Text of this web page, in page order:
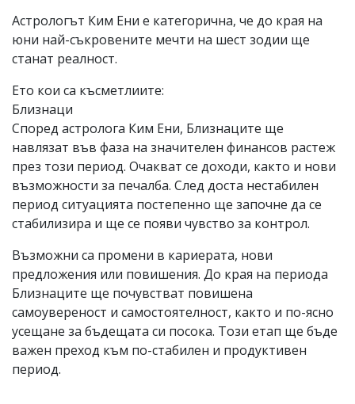
Астрологът Ким Ени е категорична, че до края на
юни най-съкровените мечти на шест зодии ще
станат реалност.
Ето кои са късметлиите:
Близнаци
Според астролога Ким Ени, Близнаците ще
навлязат във фаза на значителен финансов растеж
през този период. Очакват се доходи, както и нови
възможности за печалба. След доста нестабилен
период ситуацията постепенно ще започне да се
стабилизира и ще се появи чувство за контрол.
Възможни са промени в кариерата, нови
предложения или повишения. До края на периода
Близнаците ще почувстват повишена
самоувереност и самостоятелност, както и по-ясно
усещане за бъдещата си посока. Този етап ще бъде
важен преход към по-стабилен и продуктивен
период.